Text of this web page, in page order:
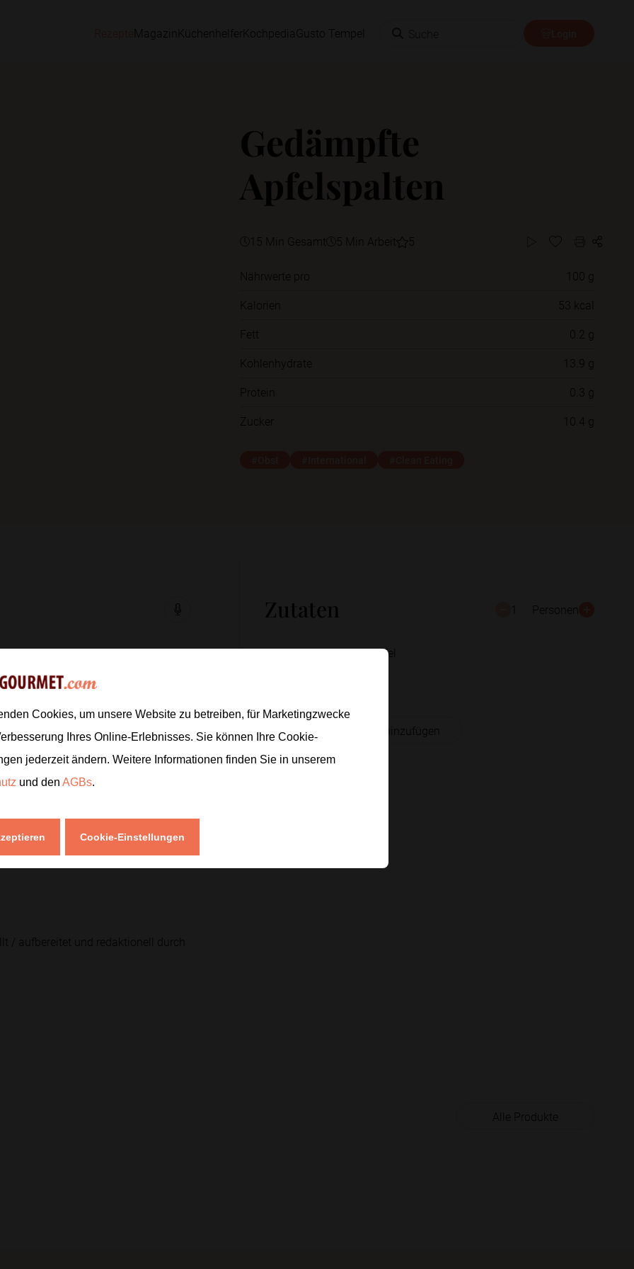
Magazin Küchenhelfer Kochpedia Gusto Tempel
Gedämpfte
Apfelspalten
15 Min Gesamt 5 Min Arbeit 5
Nährwerte pro
100 g
Kalorien
53 kcal
Fett
0.2 g
Kohlenhydrate
13.9 g
Protein
0.3 g
Zucker
10.4 g
Zutaten 1 Personen
1
großer Apfel
Zur Einkaufsliste hinzufügen
in dicke Spalten
hineingeben. Anschließend
sind.
und kurz abkühlen lassen.
/ aufbereitet und redaktionell durch
Alle Produkte
Cookies, um unsere Website zu betreiben, für Marketingzwecke
Ihres Online-Erlebnisses. Sie können Ihre Cookie-
jederzeit ändern. Weitere Informationen finden Sie in unserem
und den AGBs.
Cookie-Einstellungen